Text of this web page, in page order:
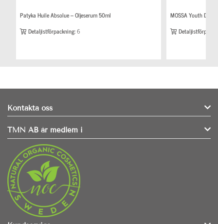
Patyka Huile Absolue – Oljeserum 50ml
Detaljistförpackning:6
MOSSA Youth
Kontakta oss
TMN AB är medlem i